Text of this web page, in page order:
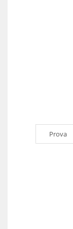
Prova